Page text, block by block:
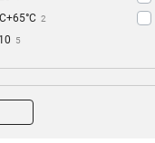
2
5
48
°C+70°C
5